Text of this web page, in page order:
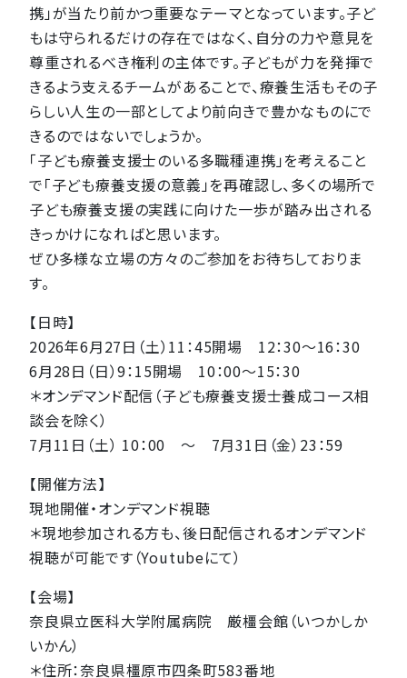
携」が当たり前かつ重要なテーマとなっています。子ど
もは守られるだけの存在ではなく、自分の力や意見を
尊重されるべき権利の主体です。子どもが力を発揮で
きるよう支えるチームがあることで、療養生活もその子
らしい人生の一部としてより前向きで豊かなものにで
きるのではないでしょうか。
「子ども療養支援士のいる多職種連携」を考えること
で「子ども療養支援の意義」を再確認し、多くの場所で
子ども療養支援の実践に向けた一歩が踏み出される
きっかけになればと思います。
ぜひ多様な立場の方々のご参加をお待ちしておりま
す。
【日時】
2026年6月27日（土）11：45開場 12：30～16：30
6月28日（日）9：15開場 10：00～15：30
＊オンデマンド配信（子ども療養支援士養成コース相
談会を除く）
7月11日（土） 10：00 〜 7月31日（金）23：59
【開催方法】
現地開催・オンデマンド視聴
＊現地参加される方も、後日配信されるオンデマンド
視聴が可能です（Youtubeにて）
【会場】
奈良県立医科大学附属病院 厳橿会館（いつかしか
いかん）
＊住所：奈良県橿原市四条町583番地